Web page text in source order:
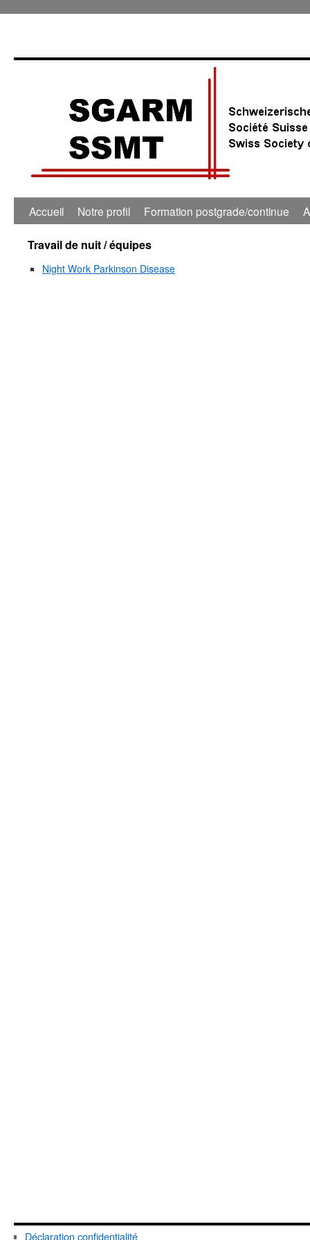
Accueil Notre profil Formation postgrade/continue
Travail de nuit / équipes
Night Work Parkinson Disease
Déclaration confidentialité